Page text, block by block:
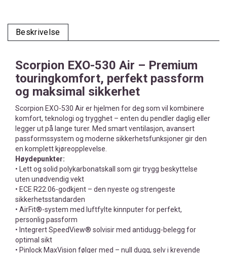
Beskrivelse
Scorpion EXO-530 Air – Premium
touringkomfort, perfekt passform
og maksimal sikkerhet
Scorpion EXO-530 Air er hjelmen for deg som vil kombinere
komfort, teknologi og trygghet – enten du pendler daglig eller
legger ut på lange turer. Med smart ventilasjon, avansert
passformssystem og moderne sikkerhetsfunksjoner gir den
en komplett kjøreopplevelse.
Høydepunkter:
• Lett og solid polykarbonatskall som gir trygg beskyttelse
uten unødvendig vekt
• ECE R22.06-godkjent – den nyeste og strengeste
sikkerhetsstandarden
• AirFit®-system med luftfylte kinnputer for perfekt,
personlig passform
• Integrert SpeedView® solvisir med antidugg-belegg for
optimal sikt
• Pinlock MaxVision følger med – null dugg, selv i krevende